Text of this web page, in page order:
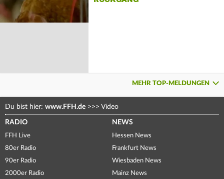
MEHR TOP-MELDUNGEN
Du bist hier: www.FFH.de >>> Video
RADIO
FFH Live
80er Radio
90er Radio
2000er Radio
NEWS
Hessen News
Frankfurt News
Wiesbaden News
Mainz News